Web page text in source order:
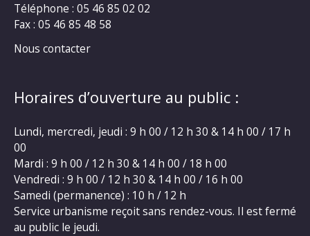
Téléphone : 05 46 85 02 02
Fax : 05 46 85 48 58
Nous contacter
Horaires d’ouverture au public :
Lundi, mercredi, jeudi : 9 h 00 / 12 h 30 & 14 h 00 / 17 h
00
Mardi : 9 h 00 / 12 h 30 & 14 h 00 / 18 h 00
Vendredi : 9 h 00 / 12 h 30 & 14 h 00 / 16 h 00
Samedi (permanence) : 10 h / 12 h
Service urbanisme reçoit sans rendez-vous. Il est fermé
au public le jeudi.